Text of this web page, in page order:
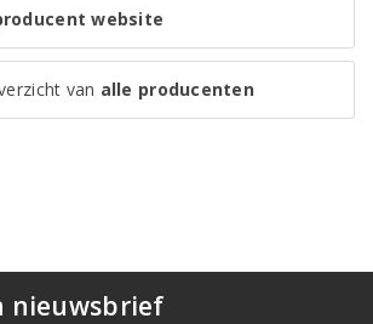
website
van alle producenten
nieuwsbrief